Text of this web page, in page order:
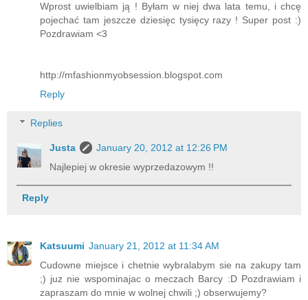
Wprost uwielbiam ją ! Byłam w niej dwa lata temu, i chcę
pojechać tam jeszcze dziesięc tysięcy razy ! Super post :)
Pozdrawiam <3
http://mfashionmyobsession.blogspot.com
Reply
Replies
Justa
January 20, 2012 at 12:26 PM
Najlepiej w okresie wyprzedazowym !!
Reply
Katsuumi January 21, 2012 at 11:34 AM
Cudowne miejsce i chetnie wybralabym sie na zakupy tam
;) juz nie wspominajac o meczach Barcy :D Pozdrawiam i
zapraszam do mnie w wolnej chwili ;) obserwujemy?